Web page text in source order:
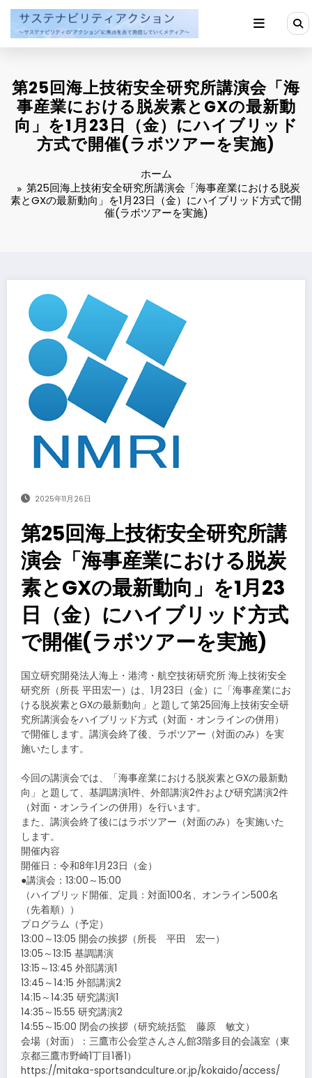
ン
第25回海上技術安全研究所講演会「海
事産業における脱炭素とGXの最新動
向」を1月23日（金）にハイブリッド
方式で開催(ラボツアーを実施)
ホーム
第25回海上技術安全研究所講演会「海事産業における脱炭
素とGXの最新動向」を1月23日（金）にハイブリッド方式で開
催(ラボツアーを実施)
2025年11月26日
第25回海上技術安全研究所講
演会「海事産業における脱炭
素とGXの最新動向」を1月23
日（金）にハイブリッド方式
で開催(ラボツアーを実施)
国立研究開発法人海上・港湾・航空技術研究所 海上技術安全
研究所（所長 平田宏一）は、1月23日（金）に「海事産業にお
ける脱炭素とGXの最新動向」と題して第25回海上技術安全研
究所講演会をハイブリッド方式（対面・オンラインの併用）
で開催します。講演会終了後、ラボツアー（対面のみ）を実
施いたします。
今回の講演会では、「海事産業における脱炭素とGXの最新動
向」と題して、基調講演1件、外部講演2件および研究講演2件
（対面・オンラインの併用）を行います。
また、講演会終了後にはラボツアー（対面のみ）を実施いた
します。
開催内容
開催日：令和8年1月23日（金）
●講演会：13:00～15:00
（ハイブリッド開催、定員：対面100名、オンライン500名
（先着順））
プログラム（予定）
13:00～13:05 開会の挨拶（所長 平田 宏一）
13:05～13:15 基調講演
13:15～13:45 外部講演1
13:45～14:15 外部講演2
14:15～14:35 研究講演1
14:35～15:55 研究講演2
14:55～15:00 閉会の挨拶（研究統括監 藤原 敏文）
会場（対面）：三鷹市公会堂さんさん館3階多目的会議室（東
京都三鷹市野崎1丁目1番1）
https://mitaka-sportsandculture.or.jp/kokaido/access/